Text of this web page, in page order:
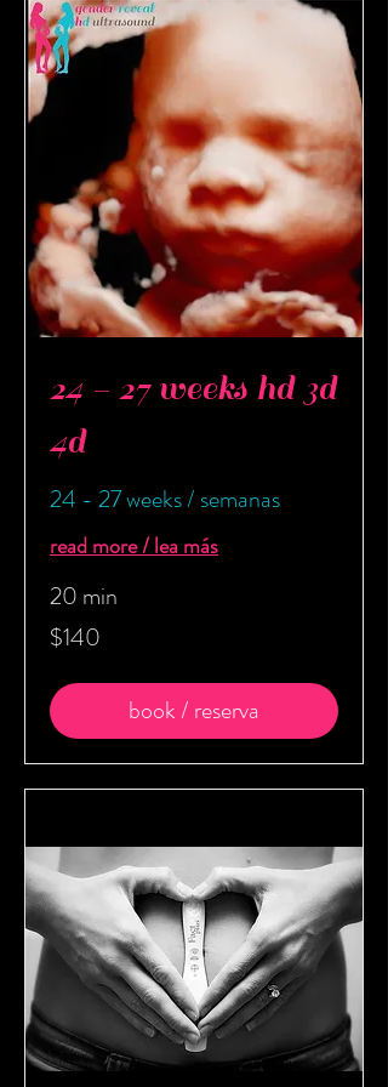
24 - 27 weeks hd 3d
4d
24 - 27 weeks / semanas
read more / lea más
20 min
140
US
dollars
$140
book / reserva